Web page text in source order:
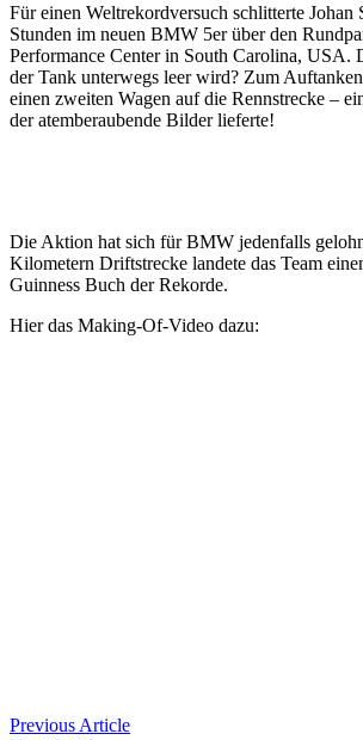
Für einen Weltrekordversuch schlitterte Johan
Stunden im neuen BMW 5er über den
Performance Center in South Carolina, USA.
der Tank unterwegs leer wird? Zum
einen zweiten Wagen auf die Rennstrecke –
der atemberaubende Bilder lieferte!
Die Aktion hat sich für BMW jedenfalls
Kilometern Driftstrecke landete das Team
Guinness Buch der Rekorde.
Hier das Making-Of-Video dazu:
Previous Article